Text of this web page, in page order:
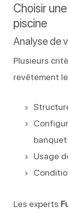
Choisir
piscine
Analyse de
Plusieurs
revêtement
Usage
Les experts